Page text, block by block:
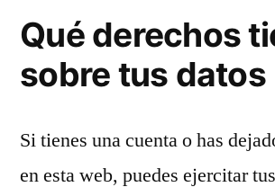
Qué derechos
sobre tus datos
Si tienes una cuenta o has
en esta web, puedes ejercitar tus